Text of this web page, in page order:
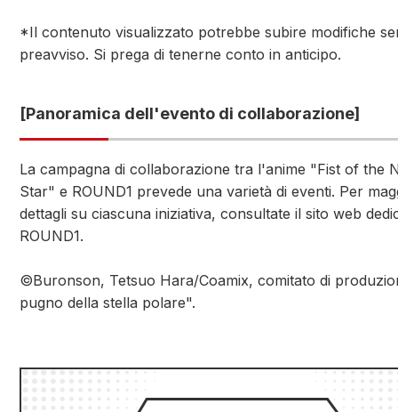
*Il contenuto visualizzato potrebbe subire modifiche
preavviso. Si prega di tenerne conto in anticipo.
[Panoramica dell'evento di collaborazione]
La campagna di collaborazione tra l'anime "Fist of the
Star" e ROUND1 prevede una varietà di eventi. Per
dettagli su ciascuna iniziativa, consultate il sito web
ROUND1.
©Buronson, Tetsuo Hara/Coamix, comitato di
pugno della stella polare".